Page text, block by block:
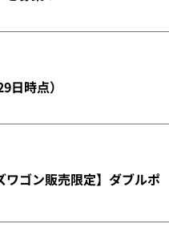
時点）
ゴン販売限定】ダブルポ